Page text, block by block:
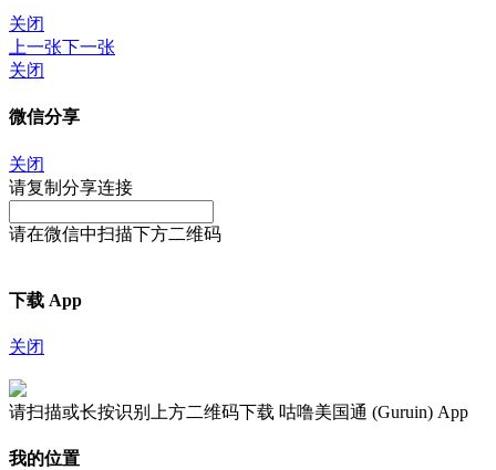
关闭
上一张下一张
关闭
微信分享
关闭
请复制分享连接
请在微信中扫描下方二维码
下载 App
关闭
请扫描或长按识别上方二维码下载 咕噜美国通 (Guruin) App
我的位置